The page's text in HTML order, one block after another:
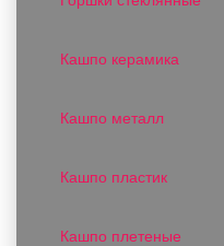
Кашпо керамика
Кашпо металл
Кашпо пластик
Кашпо плетеные